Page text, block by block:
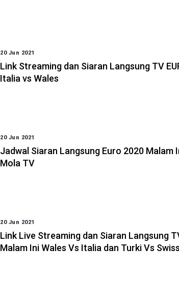
20 Jun 2021
Link Streaming dan Siaran Langsung TV
Italia vs Wales
20 Jun 2021
Jadwal Siaran Langsung Euro 2020 Malam
Mola TV
20 Jun 2021
Link Live Streaming dan Siaran Langsung
Malam Ini Wales Vs Italia dan Turki Vs Swiss